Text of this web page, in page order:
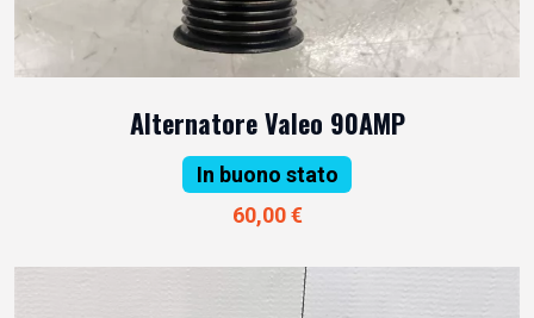
Alternatore Valeo 90AMP
In buono stato
60,00 €